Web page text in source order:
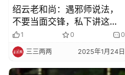
明
绍云老和尚：遇邪师说法，
不要当面交锋，私下讲这个
不合正法，拿给他佛经对照
看。很重要！
1 0 0
三三两两 2025年1月24日